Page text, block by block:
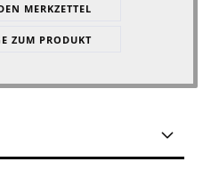
MERKZETTEL
ZUM PRODUKT